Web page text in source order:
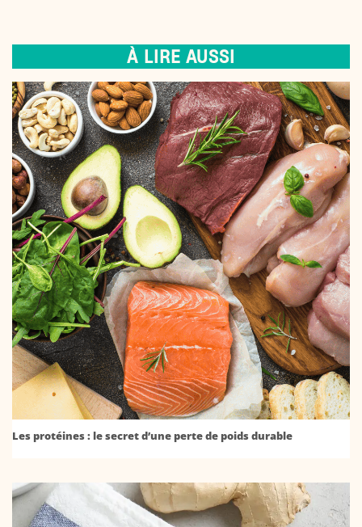
À LIRE AUSSI
Les protéines : le secret d’une perte de poids durable